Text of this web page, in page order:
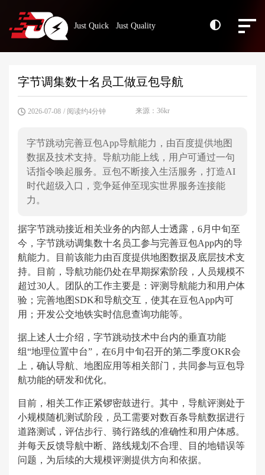
Just Quick Just Quality
字节调集数十名员工做豆包导航
2026-07-08 / 阅读约4分钟 来源：36kr
字节跳动完善豆包App导航能力，由百度提供地图
数据及技术支持。导航功能上线，用户可通过一句
话指令唤起服务。豆包不断接入生活服务，打造AI
时代超级入口，竞争延伸至现实世界服务连接能
力。
据字节跳动接近相关业务的内部人士透露，6月中旬至
今，字节跳动调集数十名员工参与完善豆包App内的导
航能力。目前该能力由百度提供地图数据及底层技术支
持。目前，导航功能仍处在早期探索阶段，人员规模不
超过30人。团队的工作主要是：评测导航能力和用户体
验；完善地图SDK和导航交互，使其在豆包App内可
用；开发公交地铁实时信息查询功能等。
据上述人士介绍，字节跳动技术中台内的垂直功能
组“地理位置中台”，在6月中旬召开的第二季度OKR会
上，确认导航、地图应用等相关部门，共同参与豆包导
航功能的研发和优化。
目前，相关工作正紧锣密鼓进行。其中，导航评测处于
小规模随机测试阶段，员工需要对数百条导航数据进行
道路测试，评估步行、骑行路线的准确性和用户体感。
并每天反馈导航中断、路线规划不合理、目的地错误等
问题，为后续的大规模评测提供方向和依据。